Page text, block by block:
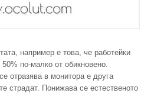
например е това, че работейки
по-малко от обикновено.
отразява в монитора е друга
страдат. Понижава се естественото